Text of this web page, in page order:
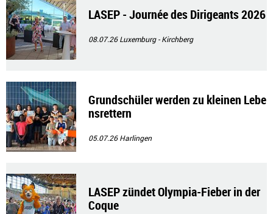
LASEP - Journée des Dirigeants 2026
08.07.26Luxemburg - Kirchberg
Grundschüler werden zu kleinen Lebe
nsrettern
05.07.26Harlingen
LASEP zündet Olympia-Fieber in der
Coque